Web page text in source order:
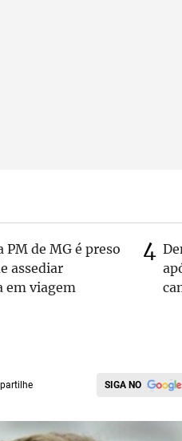
PM de MG é preso
assediar
em viagem
SIGA NO